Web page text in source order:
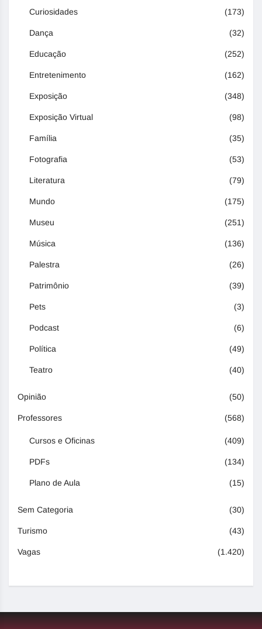
Curiosidades (173)
Dança (32)
Educação (252)
Entretenimento (162)
Exposição (348)
Exposição Virtual (98)
Família (35)
Fotografia (53)
Literatura (79)
Mundo (175)
Museu (251)
Música (136)
Palestra (26)
Patrimônio (39)
Pets (3)
Podcast (6)
Política (49)
Teatro (40)
Opinião (50)
Professores (568)
Cursos e Oficinas (409)
PDFs (134)
Plano de Aula (15)
Sem Categoria (30)
Turismo (43)
Vagas (1.420)